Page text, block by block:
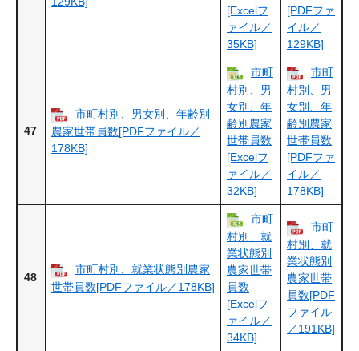
[Excelフ
ァイル／
35KB]
[PDFファ
イル／
129KB]
47
市町村別、男女別、年齢別
農家世帯員数[PDFファイル／
178KB]
市町
村別、男
女別、年
齢別農家
世帯員数
[Excelフ
ァイル／
32KB]
市町
村別、男
女別、年
齢別農家
世帯員数
[PDFファ
イル／
178KB]
48
市町村別、就業状態別農家
世帯員数[PDFファイル／178KB]
市町
村別、就
業状態別
農家世帯
員数
[Excelフ
ァイル／
34KB]
市町
村別、就
業状態別
農家世帯
員数[PDF
ファイル
／191KB]